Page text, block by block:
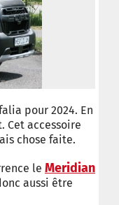
pour 2024. En
Cet accessoire
chose faite.
le Meridian
aussi être